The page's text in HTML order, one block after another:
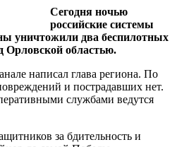
Сегодня ночью
российские системы
уничтожили два беспилотных
Орловской областью.
написал глава региона. По
и пострадавших нет.
службами ведутся
за бдительность и